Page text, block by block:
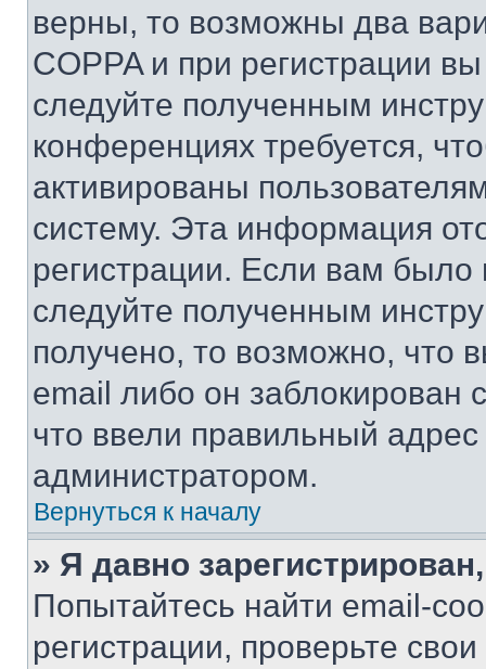
верны, то возможны два
COPPA и при регистрации
следуйте полученным
конференциях требуется,
активированы
систему. Эта информация
регистрации. Если вам
следуйте полученным
получено, то возможно, что
email либо он
что ввели правильный адрес
администратором.
Вернуться к началу
» Я давно
Попытайтесь найти email-
регистрации, проверьте